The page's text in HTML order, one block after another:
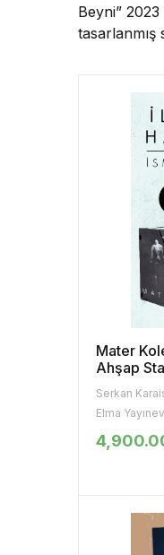
Beyni”
tasarlanmış
Mater
Ahşap
Serkan
Elma